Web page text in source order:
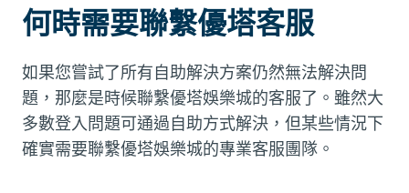
何時需要聯繫優塔客服
如果您嘗試了所有自助解決方案仍然無法解決問
題，那麼是時候聯繫優塔娛樂城的客服了。雖然大
多數登入問題可通過自助方式解決，但某些情況下
確實需要聯繫優塔娛樂城的專業客服團隊。